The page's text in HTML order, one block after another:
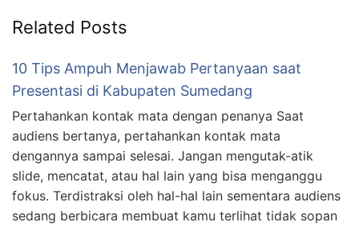
Related Posts
10 Tips Ampuh Menjawab Pertanyaan saat
Presentasi di Kabupaten Sumedang
Pertahankan kontak mata dengan penanya Saat
audiens bertanya, pertahankan kontak mata
dengannya sampai selesai. Jangan mengutak-atik
slide, mencatat, atau hal lain yang bisa menganggu
fokus. Terdistraksi oleh hal-hal lain sementara audiens
sedang berbicara membuat kamu terlihat tidak sopan